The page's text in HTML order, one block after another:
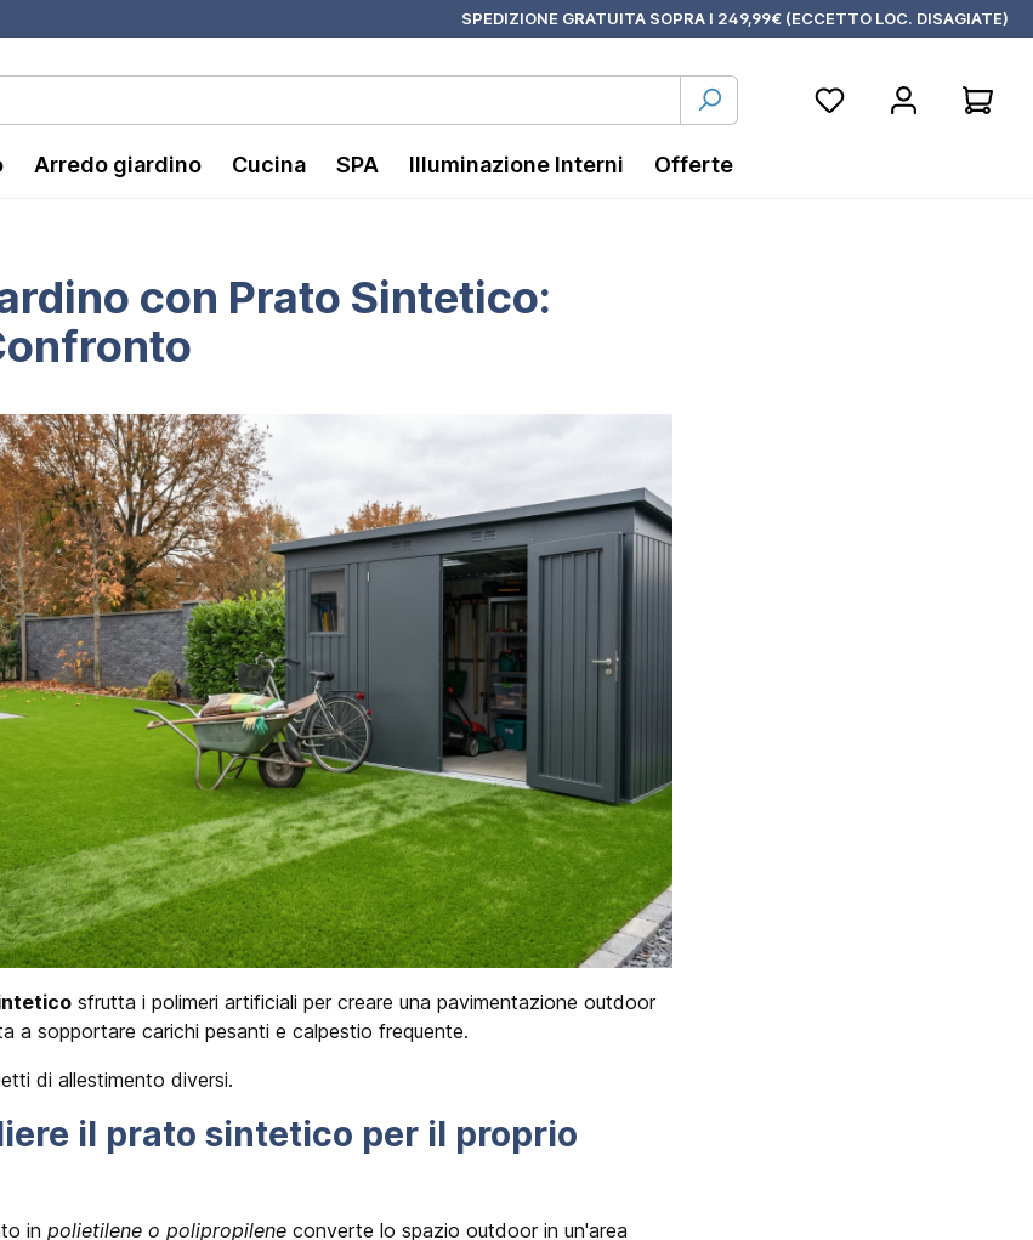
SPEDIZIONE GRATUITA SOPRA I 249,99€ (ECCETTO LOC. DISAGIATE)
Arredo giardino Cucina SPA Illuminazione Interni Offerte
con Prato Sintetico:
sfrutta i polimeri artificiali per creare una pavimentazione outdoor
a sopportare carichi pesanti e calpestio frequente.
di allestimento diversi.
il prato sintetico per il proprio
in polietilene o polipropilene converte lo spazio outdoor in un'area